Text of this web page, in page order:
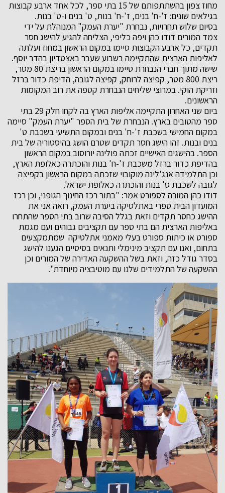
מחוז צפון בהשתתפותם של 15 בתי ספר, לכל אחד ארבע קבוצות
בגילאים שונים: ז'-ח' בנים, ז'-ח' בנות, ט' בנים ו-ט' בנות.
בסיום שלוש תחרויות, נבחרת "יערת העמק" המנוהלת על ידי
צמד המורים דודו כהן ויפה כליפי, הצליחה להגיע להישג חסר
תקדים, כל ארבע הקבוצות סיימו במקום הראשון במחוז ועלתה
לאליפות הארצית שהתקיימה בשבוע שעבר באצטדיון בהדר יוסף.
שישה מתוך חברי הנבחרת סיימו במקום הראשון בריצת 80 מטר,
ריצת 800 מטר, קפיצה לרוחק, קפיצה לגובה, הדיפת כדור ברזל
וזריקת הוקי. במרוצי שליחים הנבחרת קטפה את רוב המקומות
הראשונים.
ביום שני האחרון התקיימה אליפות הארץ בה לקחו חלק 29 בתי
ספר מהטובים בארץ. הנבחרת של בית הספר "יערת העמק" סיימה
במקום החמישי בשכבת ז'-ח' בנים ובמקום התשיעי בשכבת ט'
בנים ובנות. זהו הישג חסר תקדים שטרם הושג בהיסטוריה של בית
הספר. בהישגים האישיים זכתה פולינה יורוסוב במקום הראשון
בהדיפת כדור ברזל משכבת ז'-ח' בנות והוכתרה כאלופת הארץ,
וכן התלמידה אנג'לינה מוקובוי שזכתה במקום הראשון בקפיצה
לגובה לשכבת ט' בנות והוכתרה כאלופת ישראל.
דודו כהן המורה לספורט אמר: "בתור רכז החינוך הגופני, וכן רכז
המועדון הבית ספרי באתלטיקה ביערת העמק, רואה אני את
ההישג כחסר תקדים וזאת בגלל הסיבה שרוב בתי הספר שהתחרו
באליפות הארצית הם בתי ספר עם תקציבים גבוהים ועם מגמת
ספורט או כיתות ספורט בעלי מאמני אתלטיקה שמתמקצעים
בתחום, ואנו עם תקציב מינימלי ותנאים בסיסיים הגענו להישג
בסדר גודל כזה, וזאת בשל ההשקעה האדירה של המורים וכן
ההשקעה של התלמידים שלנו עם מוטיבציה מיוחדת".